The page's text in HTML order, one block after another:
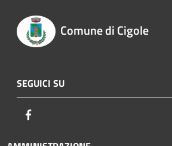
Comune di Cigole
SEGUICI SU